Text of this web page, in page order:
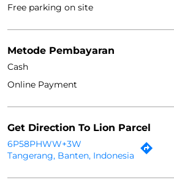
Free parking on site
Metode Pembayaran
Cash
Online Payment
Get Direction To Lion Parcel
6P58PHWW+3W
Tangerang, Banten, Indonesia